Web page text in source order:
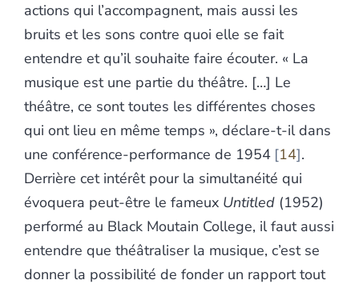
actions qui l’accompagnent, mais aussi les
bruits et les sons contre quoi elle se fait
entendre et qu’il souhaite faire écouter. « La
musique est une partie du théâtre. […] Le
théâtre, ce sont toutes les différentes choses
qui ont lieu en même temps », déclare-t-il dans
une conférence-performance de 1954 14 .
Derrière cet intérêt pour la simultanéité qui
évoquera peut-être le fameux Untitled (1952)
performé au Black Moutain College, il faut aussi
entendre que théâtraliser la musique, c’est se
donner la possibilité de fonder un rapport tout